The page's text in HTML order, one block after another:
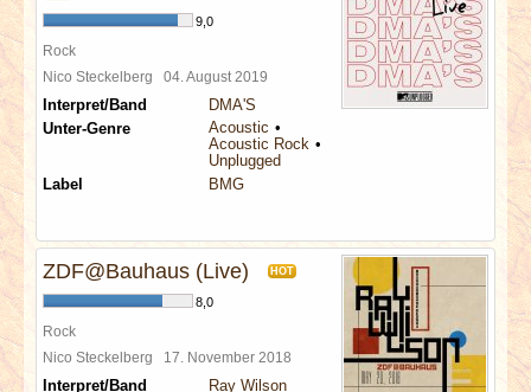
9,0
Rock
Nico Steckelberg 04. August 2019
Interpret/Band
DMA'S
Unter-Genre
Acoustic
Acoustic Rock
Unplugged
Label
BMG
ZDF@Bauhaus (Live) HOT
8,0
Rock
Nico Steckelberg 17. November 2018
Interpret/Band
Ray Wilson